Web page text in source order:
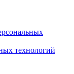
технологий